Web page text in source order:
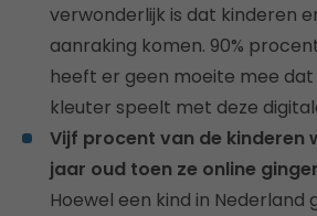
verwonderlijk is dat kinderen
aanraking komen. 90%
heeft er geen moeite mee
kleuter speelt met deze
Vijf procent van de kinderen
jaar oud toen ze online
Hoewel een kind in Nederland